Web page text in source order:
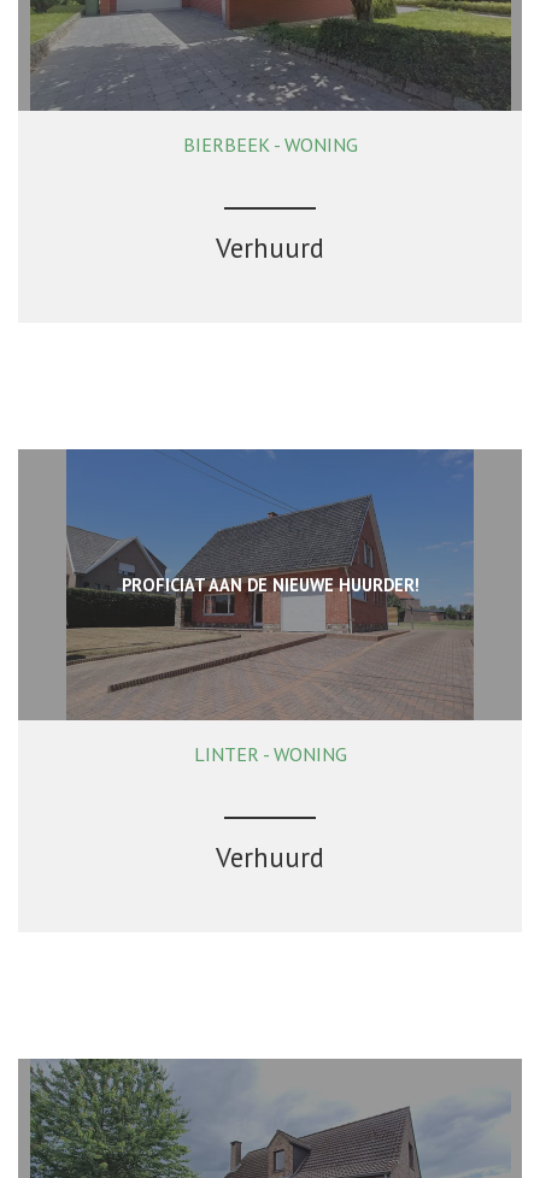
116 m² 2 1
BIERBEEK - WONING
Verhuurd
PROFICIAT AAN DE NIEUWE HUURDER!
168 m² 2 1
LINTER - WONING
Verhuurd